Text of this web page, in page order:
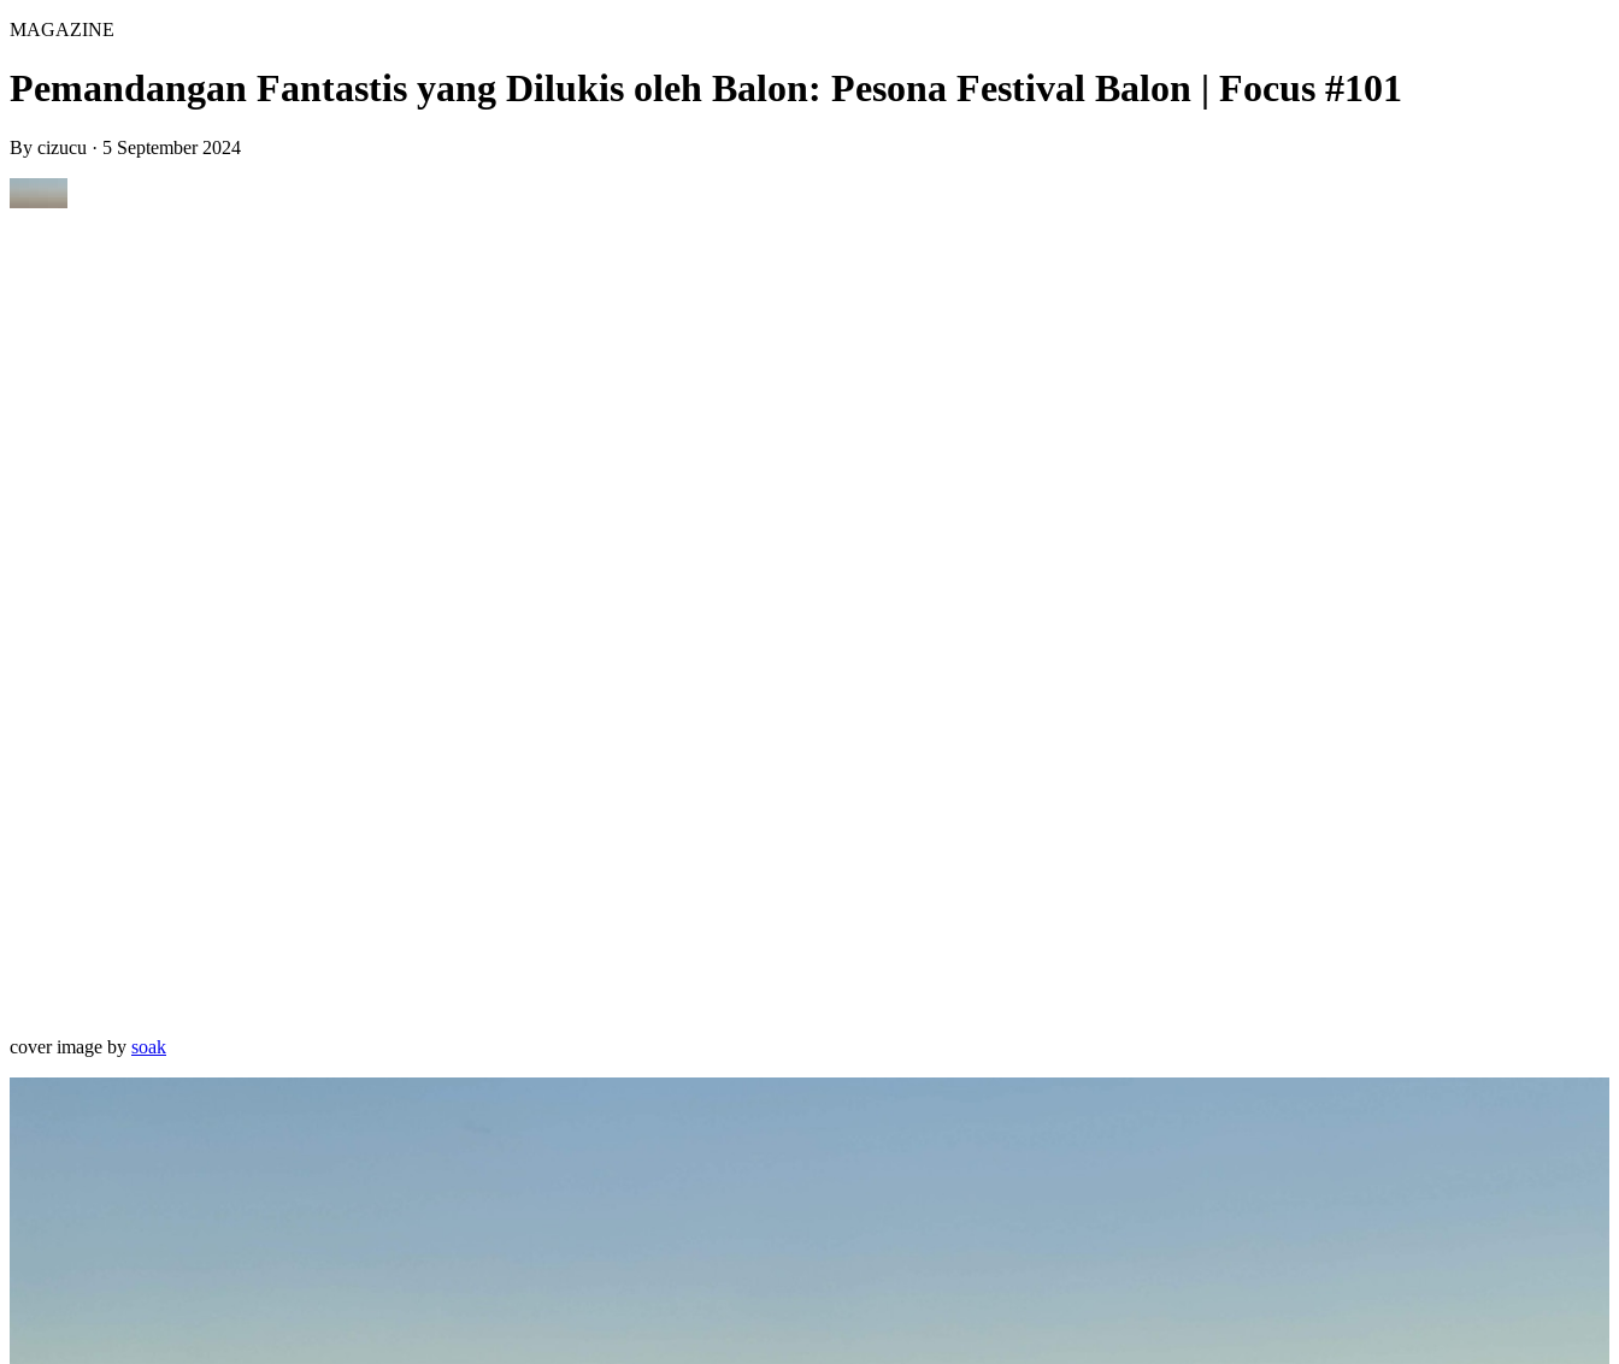
MAGAZINE
Pemandangan Fantastis yang Dilukis oleh Balon: Pesona Festival Balon | Focus #101
By cizucu · 5 September 2024
cover image by soak